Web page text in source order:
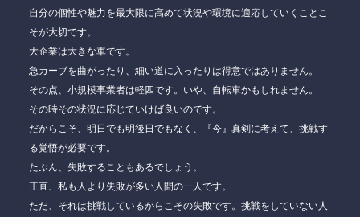
自分の個性や魅力を最大限に高めて状況や環境に適応していくことこ
そが大切です。
大企業は大きな車です。
急カーブを曲がったり、細い道に入ったりは得意ではありません。
その点、小規模事業者は軽四です。いや、自転車かもしれません。
その時その状況に応じていけば良いのです。
だからこそ、明日でも明後日でもなく、『今』真剣に考えて、挑戦す
る覚悟が必要です。
たぶん、失敗することもあるでしょう。
正直、 私も人より失敗が多い人間の一人です。
ただ、それは挑戦しているからこその失敗です。挑戦をしていない人